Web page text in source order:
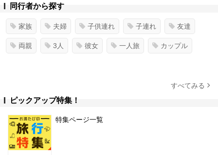
同行者から探す
家族 夫婦 子供連れ 子連れ 友達
両親 3人 彼女 一人旅 カップル
すべてみる
ピックアップ特集！
特集ページ一覧